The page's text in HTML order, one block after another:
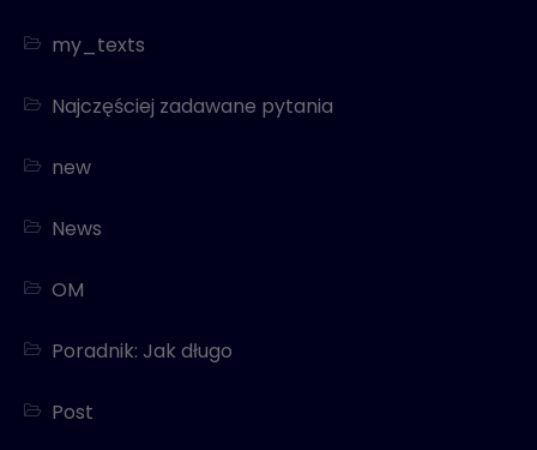
my_texts
Najczęściej zadawane pytania
new
News
OM
Poradnik: Jak długo
Post